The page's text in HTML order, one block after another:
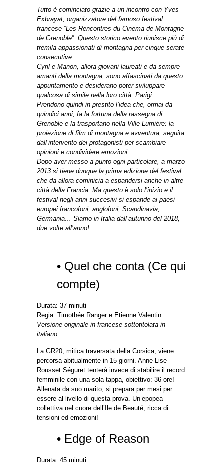
Tutto è cominciato grazie a un incontro con Yves
Exbrayat, organizzatore del famoso festival
francese “Les Rencontres du Cinema de Montagne
de Grenoble”. Questo storico evento riunisce più di
tremila appassionati di montagna per cinque serate
consecutive.
Cyril e Manon, allora giovani laureati e da sempre
amanti della montagna, sono affascinati da questo
appuntamento e desiderano poter sviluppare
qualcosa di simile nella loro città: Parigi.
Prendono quindi in prestito l’idea che, ormai da
quindici anni, fa la fortuna della rassegna di
Grenoble e la trasportano nella Ville Lumière: la
proiezione di film di montagna e avventura, seguita
dall’intervento dei protagonisti per scambiare
opinioni e condividere emozioni.
Dopo aver messo a punto ogni particolare, a marzo
2013 si tiene dunque la prima edizione del festival
che da allora cominicia a espandersi anche in altre
città della Francia. Ma questo è solo l’inizio e il
festival negli anni succesivi si espande ai paesi
europei francofoni, anglofoni, Scandinavia,
Germania… Siamo in Italia dall’autunno del 2018,
due volte all’anno!
• Quel che conta (Ce qui
compte)
Durata: 37 minuti
Regia: Timothée Ranger e Etienne Valentin
Versione originale in francese sottotitolata in
italiano
La GR20, mitica traversata della Corsica, viene
percorsa abitualmente in 15 giorni. Anne-Lise
Rousset Séguret tenterà invece di stabilire il record
femminile con una sola tappa, obiettivo: 36 ore!
Allenata da suo marito, si prepara per mesi per
essere al livello di questa prova. Un’epopea
collettiva nel cuore dell’Ile de Beauté, ricca di
tensioni ed emozioni!
• Edge of Reason
Durata: 45 minuti